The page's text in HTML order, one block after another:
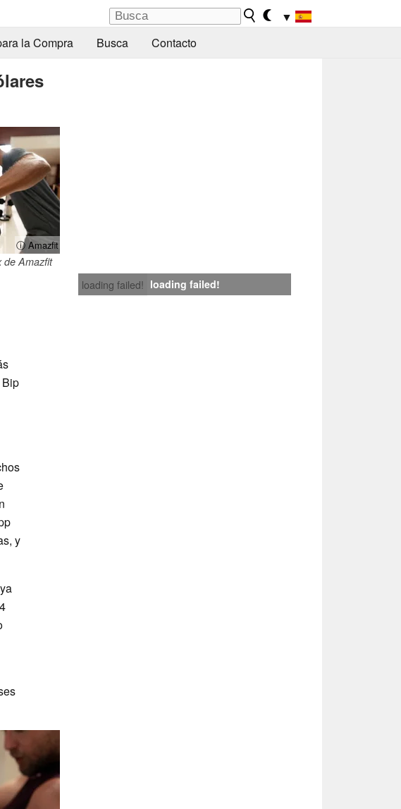
▼
la Compra Busca Contacto
ⓘ Amazfit
de Amazfit
loading failed! loading failed!
y